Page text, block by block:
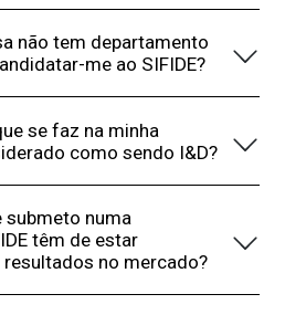
não tem departamento
me ao SIFIDE?
se faz na minha
como sendo I&D?
submeto numa
têm de estar
no mercado?